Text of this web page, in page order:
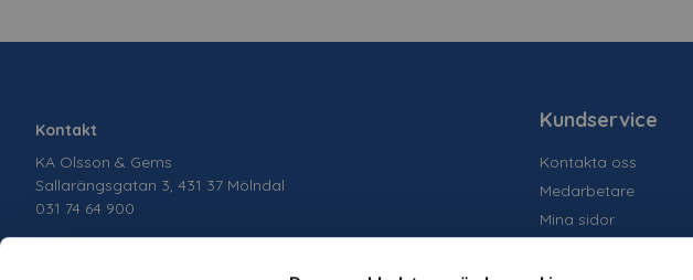
Kontakt
KA Olsson & Gems
Sallarängsgatan 3, 431 37 Mölndal
031 74 64 900
Kundservice
Kontakta oss
Medarbetare
Mina sidor